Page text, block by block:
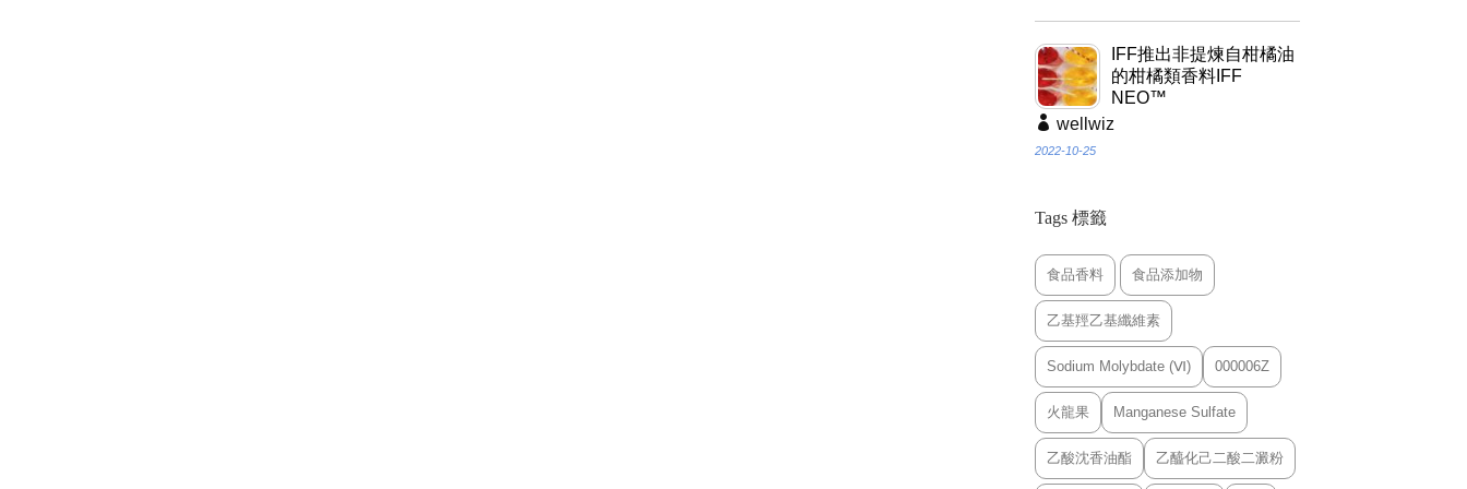
IFF推出非提煉自柑橘油
的柑橘類香料IFF
NEO™
wellwiz
2022-10-25
Tags 標籤
食品香料 食品添加物
乙基羥乙基纖維素
Sodium Molybdate (Ⅵ) 000006Z
火龍果 Manganese Sulfate
乙酸沈香油酯 乙醯化己二酸二澱粉